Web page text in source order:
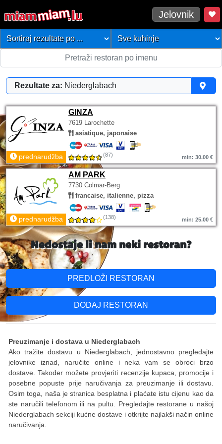
Jelovnik
Rezultate za: Niederglabach
GINZA
7619 Larochette
asiatique, japonaise
prednarudžba (87) min: 30.00 €
AM PARK
7730 Colmar-Berg
francaise, italienne, pizza
prednarudžba (138) min: 25.00 €
Nedostaje li nam neki restoran?
PREDLOŽI RESTORAN
DODAJ RESTORAN
Preuzimanje i dostava u Niederglabach
Ako tražite dostavu u Niederglabach, jednostavno pregledajte
jelovnike iznad, naručite online i neka vam se obroci brzo
dostave. Također možete provjeriti recenzije kupaca, promocije i
posebne popuste prije naručivanja za preuzimanje ili dostavu.
Osim toga, naša je stranica besplatna i plaćate istu cijenu kao da
ste naručili telefonom ili na pultu. Pregledajte restorane u našoj
Niederglabach sekciji kućne dostave i otkrijte najlakši način online
naručivanja.